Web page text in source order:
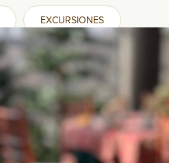
EXCURSIONES